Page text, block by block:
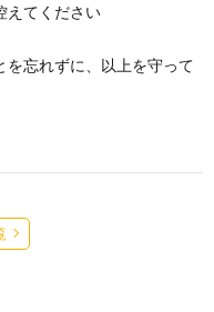
えてください
忘れずに、以上を守って